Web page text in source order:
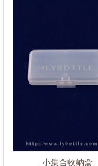
小集合收納盒